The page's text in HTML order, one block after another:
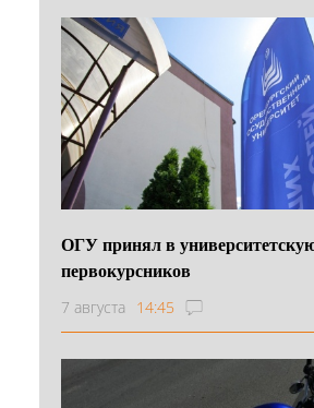
ОГУ принял в
первокурсников
7 августа 14:45